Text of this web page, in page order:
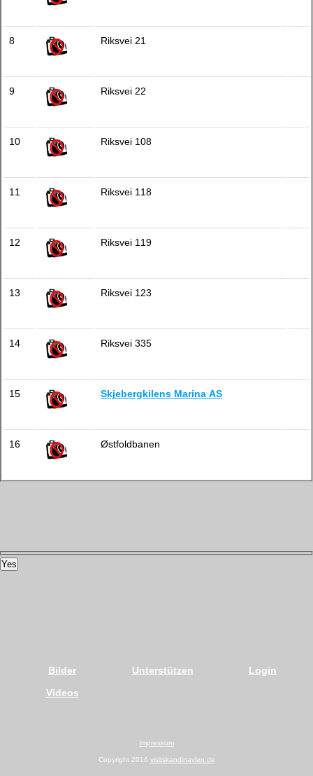
8 Riksvei 21
9 Riksvei 22
10 Riksvei 108
11 Riksvei 118
12 Riksvei 119
13 Riksvei 123
14 Riksvei 335
15 Skjebergkilens Marina AS
16 Østfoldbanen
Yes
Bilder
Videos
Unterstützen Login
Impressum
Copyright 2016 visitskandinavien.de